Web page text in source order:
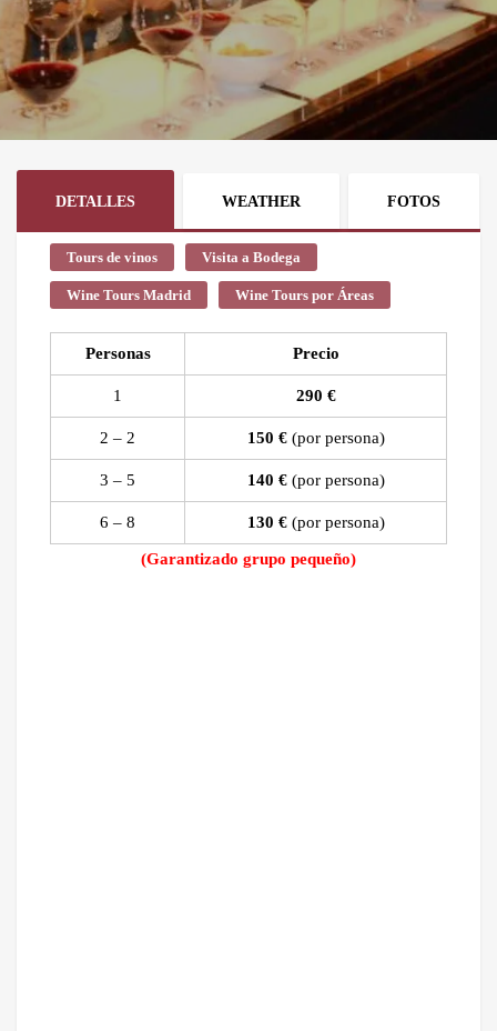
DETALLES WEATHER FOTOS
Tours de vinos Visita a Bodega
Wine Tours Madrid Wine Tours por Áreas
Personas Precio
1 290 €
2 – 2 150 €(por persona)
3 – 5 140 €(por persona)
6 – 8 130 €(por persona)
(Garantizado grupo pequeño)